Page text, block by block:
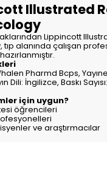
Illustrated
Lippincott
alanında çalışan
Pharmd Bcps,
Dili: İngilizce, Baskı
için uygun?
öğrencileri
ve araştırmacılar